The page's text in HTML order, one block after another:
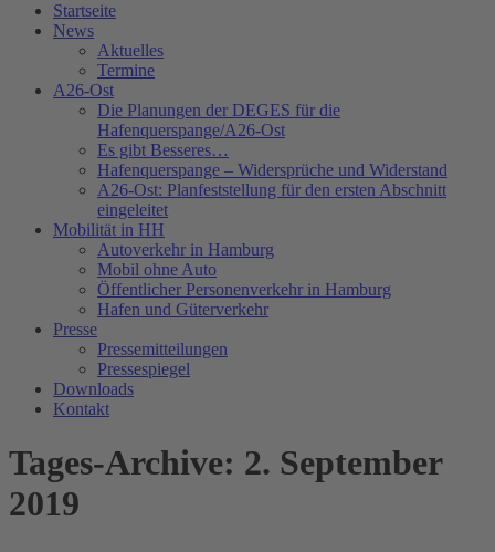
Startseite
News
Aktuelles
Termine
A26-Ost
Die Planungen der DEGES für die
Hafenquerspange/A26-Ost
Es gibt Besseres…
Hafenquerspange – Widersprüche und Widerstand
A26-Ost: Planfeststellung für den ersten Abschnitt
eingeleitet
Mobilität in HH
Autoverkehr in Hamburg
Mobil ohne Auto
Öffentlicher Personenverkehr in Hamburg
Hafen und Güterverkehr
Presse
Pressemitteilungen
Pressespiegel
Downloads
Kontakt
Tages-Archive: 2. September
2019